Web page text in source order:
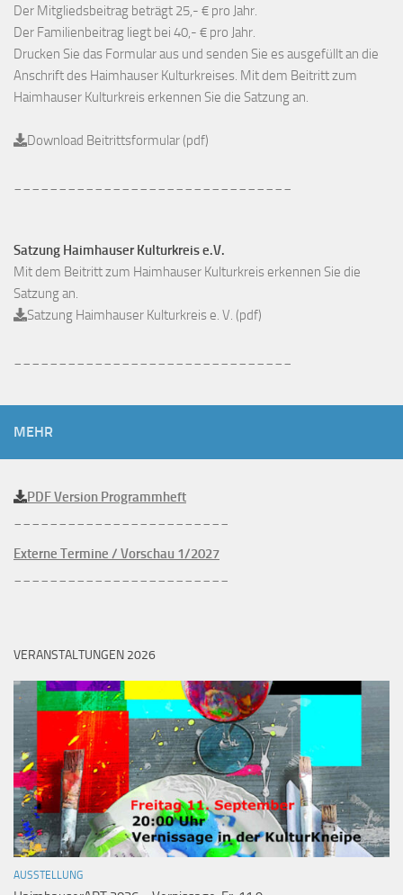
Der Mitgliedsbeitrag beträgt 25,- € pro Jahr.
Der Familienbeitrag liegt bei 40,- € pro Jahr.
Drucken Sie das Formular aus und senden Sie es ausgefüllt an die
Anschrift des Haimhauser Kulturkreises. Mit dem Beitritt zum
Haimhauser Kulturkreis erkennen Sie die Satzung an.
Download Beitrittsformular (pdf)
Satzung Haimhauser Kulturkreis e.V.
Mit dem Beitritt zum Haimhauser Kulturkreis erkennen Sie die
Satzung an.
Satzung Haimhauser Kulturkreis e. V. (pdf)
MEHR
PDF Version Programmheft
Externe Termine / Vorschau 1/2027
VERANSTALTUNGEN 2026
AUSSTELLUNG